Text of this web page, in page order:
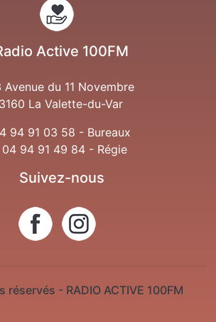
Active 100FM
Avenue du 11 Novembre
La Valette-du-Var
94 91 03 58 - Bureaux
04 94 91 49 84 - Régie
Suivez-nous
- RADIO ACTIVE 100FM